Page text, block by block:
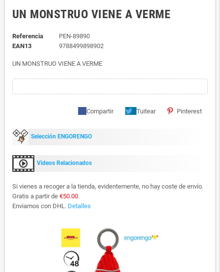
UN MONSTRUO VIENE A VERME
Referencia
PEN-89890
EAN13
9788499898902
UN MONSTRUO VIENE A VERME
Compartir Tuitear Pinterest
Selección ENGORENGO
Videos Relacionados
Si vienes a recoger a la tienda, evidentemente, no hay coste de envío.
Gratis a partir de €50.00.
Enviamos con DHL. Detalles